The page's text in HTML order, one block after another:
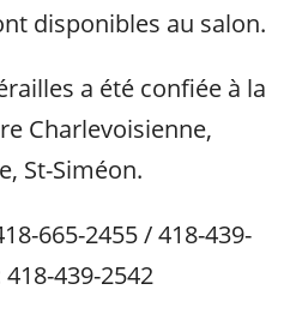
disponibles au salon.
a été confiée à la
Charlevoisienne,
St-Siméon.
665-2455 / 418-439-
439-2542